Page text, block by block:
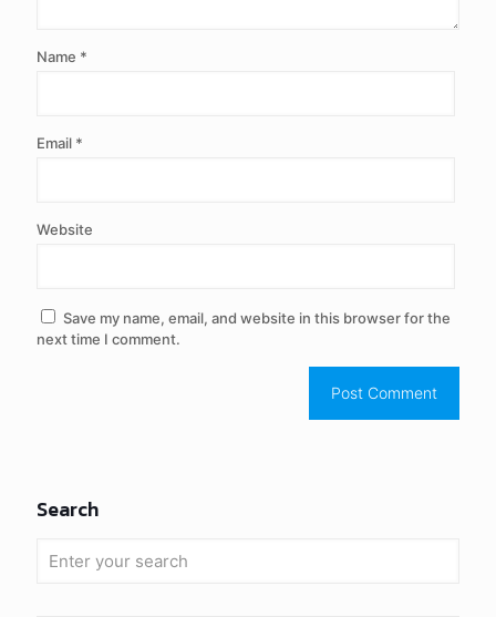
Name *
Email *
Website
Save my name, email, and website in this browser for the
next time I comment.
Search